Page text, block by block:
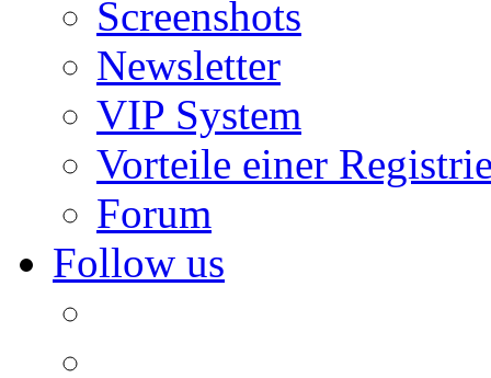
Screenshots
Newsletter
VIP System
Vorteile einer
Forum
Follow us